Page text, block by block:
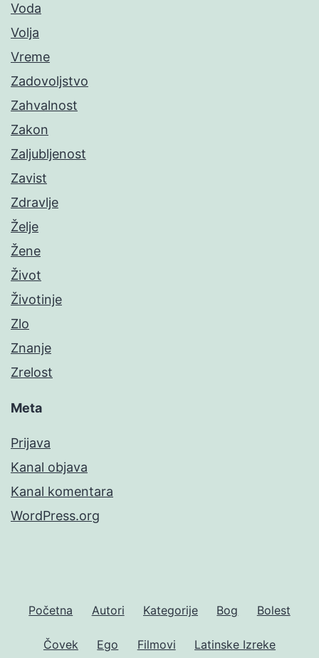
Voda
Volja
Vreme
Zadovoljstvo
Zahvalnost
Zakon
Zaljubljenost
Zavist
Zdravlje
Želje
Žene
Život
Životinje
Zlo
Znanje
Zrelost
Meta
Prijava
Kanal objava
Kanal komentara
WordPress.org
Početna Autori Kategorije Bog Bolest
Čovek Ego Filmovi Latinske Izreke